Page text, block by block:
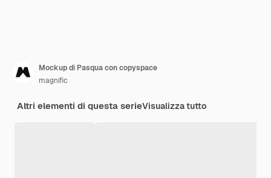
Mockup di Pasqua con copyspace
magnific
Altri elementi di questa serieVisualizza tutto